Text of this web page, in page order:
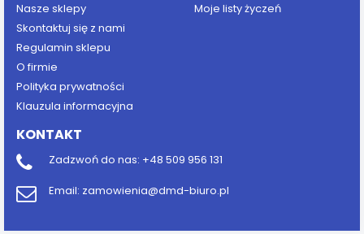
Nasze sklepy
Skontaktuj się z nami
Regulamin sklepu
O firmie
Polityka prywatności
Klauzula informacyjna
Moje listy życzeń
KONTAKT
Zadzwoń do nas: +48 509 956 131
Email: zamowienia@dmd-biuro.pl